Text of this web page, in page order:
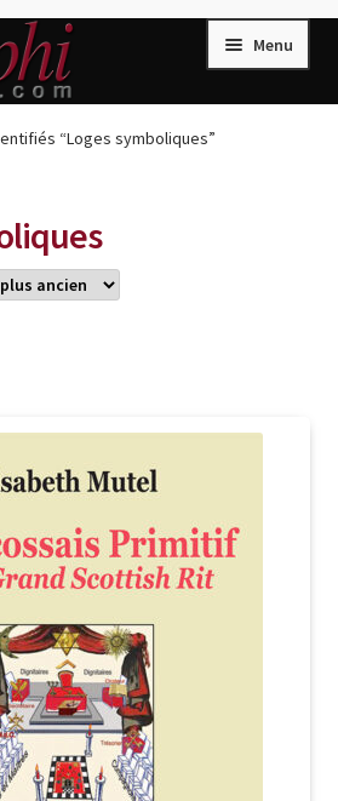
Menu
et cookies
“Loges symboliques”